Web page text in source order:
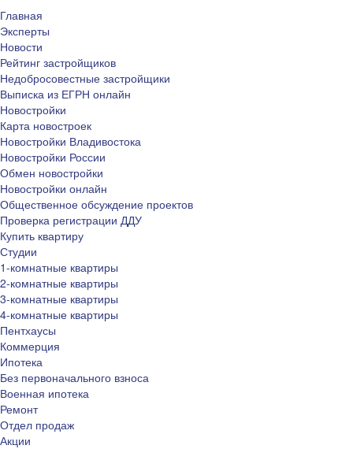
Главная
Эксперты
Новости
Рейтинг застройщиков
Недобросовестные застройщики
Выписка из ЕГРН онлайн
Новостройки
Карта новостроек
Новостройки Владивостока
Новостройки России
Обмен новостройки
Новостройки онлайн
Общественное обсуждение проектов
Проверка регистрации ДДУ
Купить квартиру
Студии
1-комнатные квартиры
2-комнатные квартиры
3-комнатные квартиры
4-комнатные квартиры
Пентхаусы
Коммерция
Ипотека
Без первоначального взноса
Военная ипотека
Ремонт
Отдел продаж
Акции